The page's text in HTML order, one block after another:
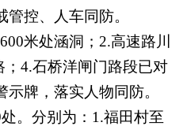
控、人车同防。
米处涵洞；2.高速路川
4.石桥洋闸门路段已对
牌，落实人物同防。
分别为：1.福田村至